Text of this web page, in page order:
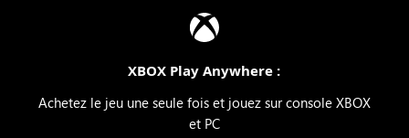
XBOX Play Anywhere :
Achetez le jeu une seule fois et jouez sur console XBOX
et PC